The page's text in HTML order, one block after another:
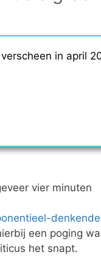
in april
vier minuten
een poging
het snapt.